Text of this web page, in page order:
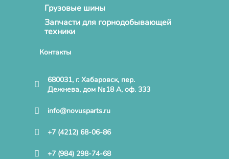
Грузовые шины
Запчасти для горнодобывающей
техники
Контакты
680031, г. Хабаровск, пер.
Дежнева, дом №18 А, оф. 333
info@novusparts.ru
+7 (4212) 68-06-86
+7 (984) 298-74-68